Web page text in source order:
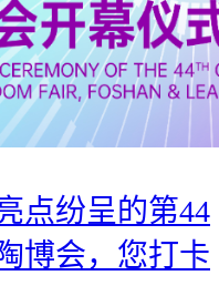
点纷呈的第44
博会，您打卡